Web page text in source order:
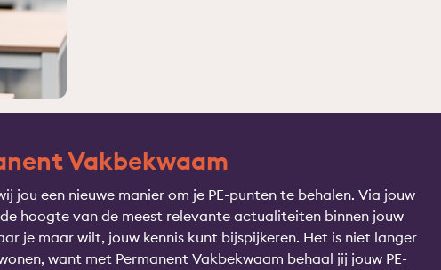
Vakbekwaam
jou een nieuwe manier om je PE-punten te behalen. Via jouw
hoogte van de meest relevante actualiteiten binnen jouw
je maar wilt, jouw kennis kunt bijspijkeren. Het is niet langer
want met Permanent Vakbekwaam behaal jij jouw PE-